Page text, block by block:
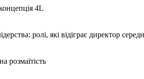
4L
ролі, які відіграє директор
розмаїтість